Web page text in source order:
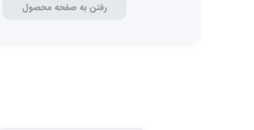
رفتن به صفحه محصول